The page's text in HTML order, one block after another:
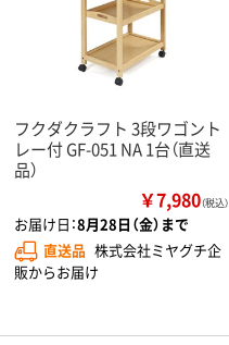
フクダクラフト 3段ワゴント
レー付 GF-051 NA 1台（直送
品）
￥7,980（税込）
お届け日：8月28日（金）まで
直送品 株式会社ミヤグチ企
販からお届け